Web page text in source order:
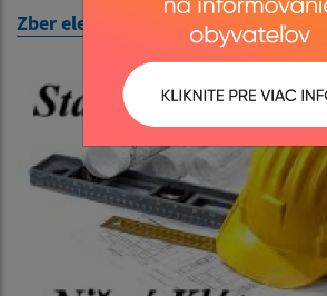
Zber elektroodpadu - 11.8.2026